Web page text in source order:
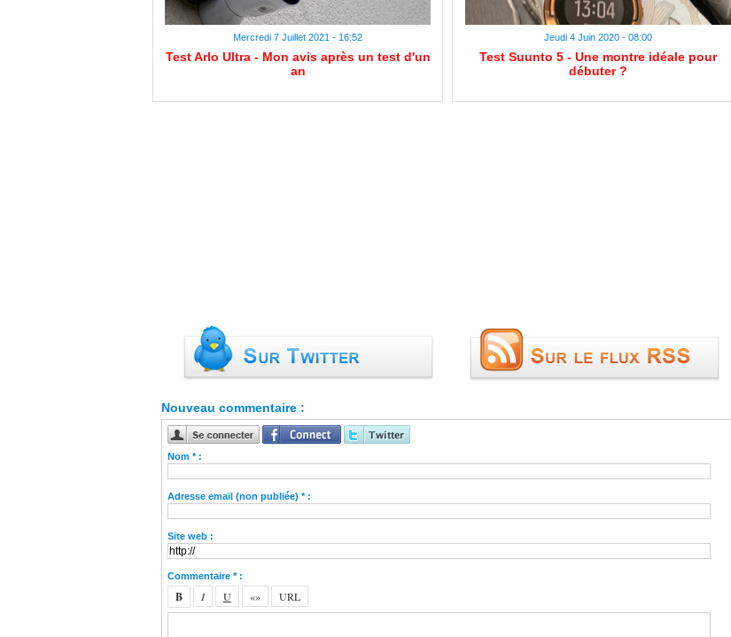
Mercredi 7 Juillet 2021 - 16:52
Test Arlo Ultra - Mon avis après un test d'un
an
Jeudi 4 Juin 2020 - 08:00
Test Suunto 5 - Une montre idéale pour
débuter ?
Nouveau commentaire :
Nom * :
Adresse email (non publiée) * :
Site web :
Commentaire * :